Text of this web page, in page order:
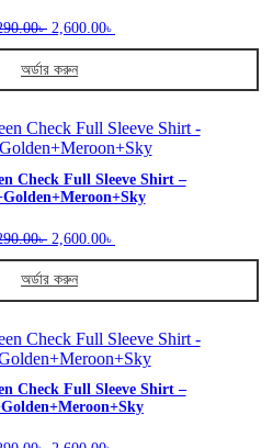
may
be
chosen
on
product
page
৳ Original
price
was:
3,290.00৳ .
2,600.00৳
price
2,600.00৳ .
অর্ডার করুন
product
has
multiple
variants.
The
may
be
chosen
on
product
page
Check Full Sleeve Shirt –
৳ Original
price
was:
3,290.00৳ .
2,600.00৳
price
2,600.00৳ .
অর্ডার করুন
product
has
multiple
variants.
The
Check Full Sleeve Shirt –